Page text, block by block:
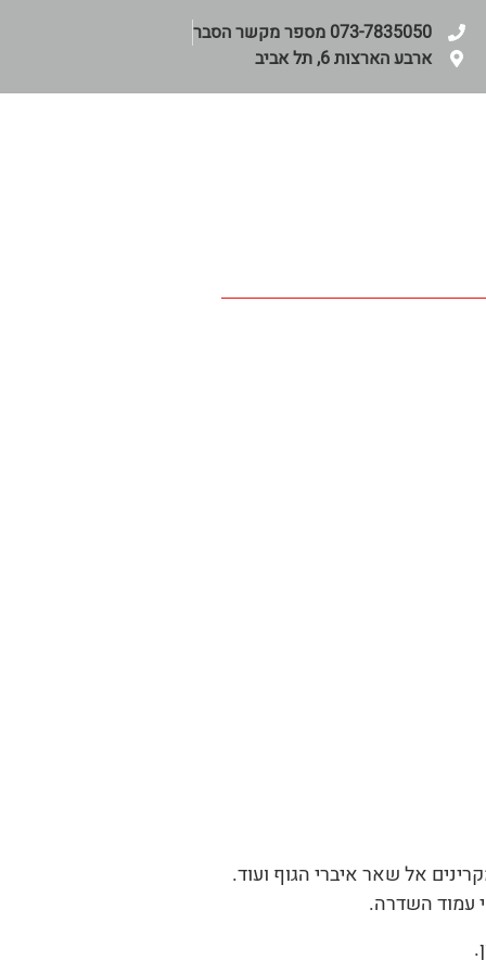
073-7835050 מספר מקשר הסבר
ארבע הארצות 6, תל אביב
אל שאר איברי הגוף ועוד.
עמוד השדרה.